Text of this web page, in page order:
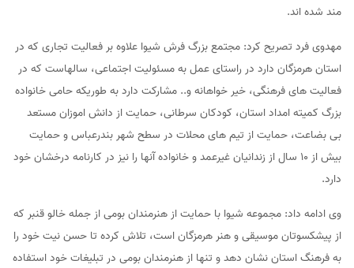
مند شده اند.
مهدوی فرد تصریح کرد: مجتمع بزرگ فرش شیوا علاوه بر فعالیت تجاری که در
استان هرمزگان دارد در راستای عمل به مسئولیت اجتماعی، سالهاست که در
فعالیت های فرهنگی، خیر خواهانه و.. مشارکت دارد به طوریکه حامی خانواده
بزرگ کمیته امداد استان، کودکان سرطانی، حمایت از دانش اموزان مستعد
بی بضاعت، حمایت از تیم های محلات در سطح شهر بندرعباس و حمایت
بیش از ۱۰ سال از زندانیان غیرعمد و خانواده آنها را نیز در کارنامه درخشان خود
دارد.
وی ادامه داد: مجموعه شیوا با حمایت از هنرمندان بومی از جمله خالو قنبر که
از پیشکسوتان موسیقی و هنر هرمزگان است، تلاش کرده تا حسن نیت خود را
به فرهنگ استان نشان دهد و تنها از هنرمندان بومی در تبلیغات خود استفاده